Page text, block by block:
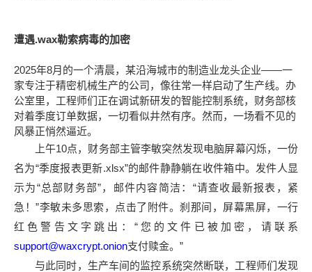
遭遇.wax勒索病毒的加密
2025年8月的一个清晨，某沿海城市的制造业龙头企业——一
家专注于精密机械生产的公司，像往常一样启动了生产线。办
公室里，工程师们正在调试新研发的智能控制系统，财务部核
对着季度订单数据，一切看似井然有序。然而，一场看不见的
风暴正悄然逼近。
上午10点，财务部主管李敏突然发现电脑屏幕闪烁，一份
名为“季度报表更新.xlsx”的邮件静静躺在收件箱中。发件人显
示为“总部财务部”，邮件内容简洁：“请查收最新报表，紧
急！”李敏未多思索，点击了附件。刹那间，屏幕黑屏，一行
红色警告文字跳出：“您的文件已被加密，请联系
support@waxcrypt.onion支付赎金。”
与此同时，生产车间的监控系统突然断联，工程师们发现